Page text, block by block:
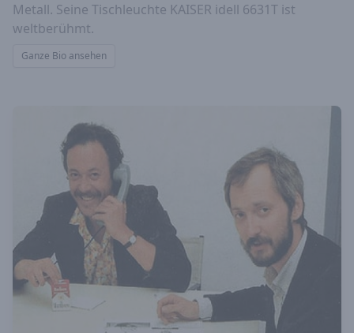
Metall. Seine Tischleuchte KAISER idell 6631T ist
weltberühmt.
Ganze Bio ansehen